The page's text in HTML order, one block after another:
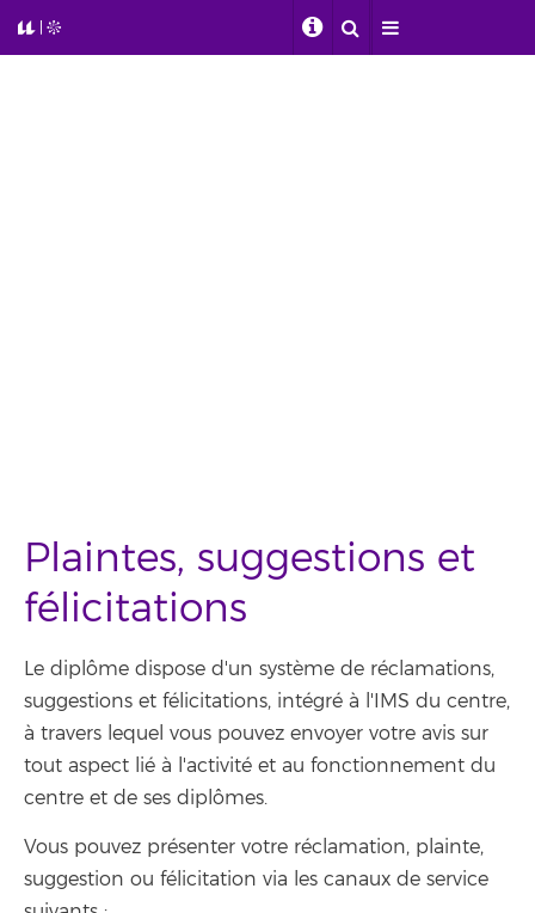
Plaintes, suggestions et
félicitations
Le diplôme dispose d'un système de réclamations,
suggestions et félicitations, intégré à l'IMS du centre,
à travers lequel vous pouvez envoyer votre avis sur
tout aspect lié à l'activité et au fonctionnement du
centre et de ses diplômes.
Vous pouvez présenter votre réclamation, plainte,
suggestion ou félicitation via les canaux de service